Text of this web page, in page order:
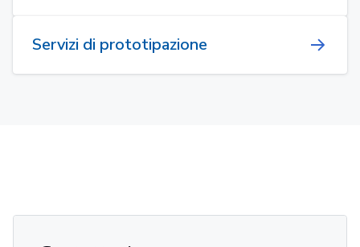
Servizi di prototipazione